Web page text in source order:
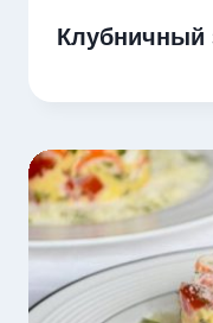
Клубничный